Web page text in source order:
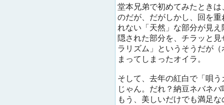
堂本兄弟で初めてみたとき
のだが、だがしかし、回を
れない「天然」な部分が見え
隠された部分を、チラッと
ラリズム」というそうだが
まってしまったオイラ。
そして、去年の紅白で「唄
じゃん。だれ？納豆ネバネ
もう、美しいだけでも満足